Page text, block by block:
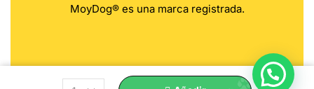
MoyDog® es una marca registrada.